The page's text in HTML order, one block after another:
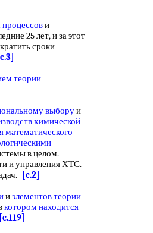
и
25 лет, и за этот
сроки
теории
выборуи
химической
математического
в целом.
и управления ХТС.
[c.2]
иэлементов теории
котором находится
[c.119]